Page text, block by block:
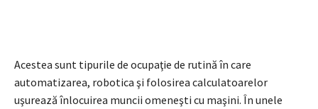
Acestea sunt tipurile de ocupaţie de rutină în care
automatizarea, robotica şi folosirea calculatoarelor
uşurează înlocuirea muncii omeneşti cu maşini. În unele